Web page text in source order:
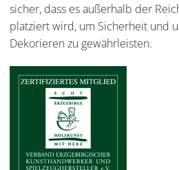
sicher, dass es außerhalb der
platziert wird, um Sicherheit und
Dekorieren zu gewährleisten.